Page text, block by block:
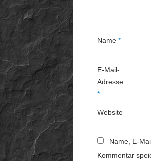
Name *
E-Mail-
Adresse
*
Website
Name, E-
Kommentar